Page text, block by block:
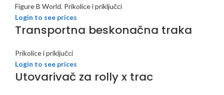
Figure B World, Prikolice i priključci
Login to see prices
Transportna beskonačna traka
Prikolice i priključci
Login to see prices
Utovarivač za rolly x trac